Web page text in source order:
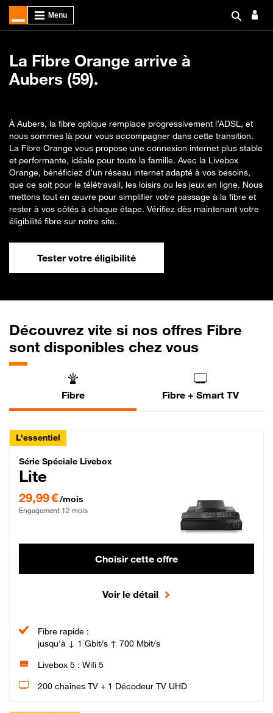
La Fibre Orange arrive à
Aubers (59).
À Aubers, la fibre optique remplace progressivement l’ADSL, et
nous sommes là pour vous accompagner dans cette transition.
La Fibre Orange vous propose une connexion internet plus stable
et performante, idéale pour toute la famille. Avec la Livebox
Orange, bénéficiez d’un réseau internet adapté à vos besoins,
que ce soit pour le télétravail, les loisirs ou les jeux en ligne. Nous
mettons tout en œuvre pour simplifier votre passage à la fibre et
rester à vos côtés à chaque étape. Vérifiez dès maintenant votre
éligibilité fibre sur notre site.
Tester votre éligibilité
Découvrez vite si nos offres Fibre
sont disponibles chez vous
Fibre Fibre + Smart TV
L'essentiel
Série Spéciale Livebox Lite Fibre
Série Spéciale Livebox
Lite
29,99 €/mois
Engagement 12 mois
Choisir cette offre
Voir le détail
Fibre rapide :
jusqu'à ↓ 1 Gbit/s ↑ 700 Mbit/s
Livebox 5 : Wifi 5
200 chaînes TV + 1 Décodeur TV UHD